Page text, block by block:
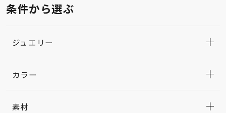
条件から選ぶ
ジュエリー
カラー
素材